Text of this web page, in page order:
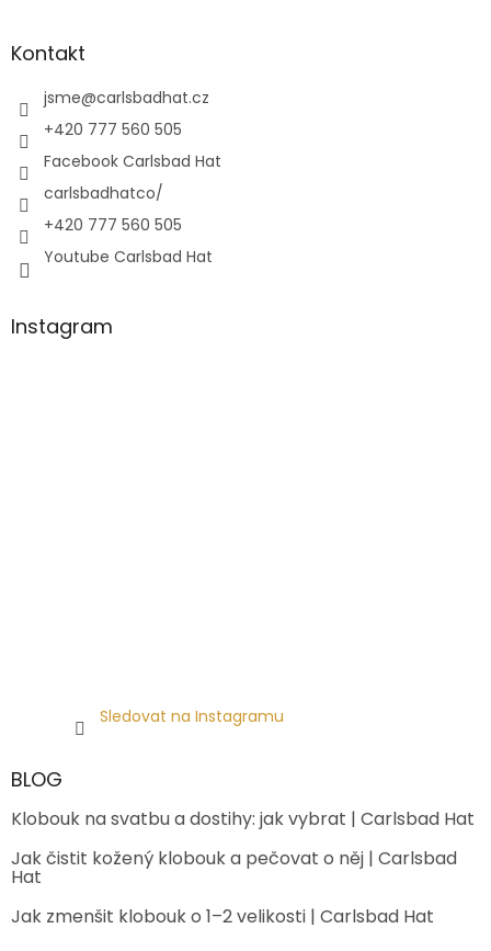
Kontakt
jsme@carlsbadhat.cz
+420 777 560 505
Facebook Carlsbad Hat
carlsbadhatco/
+420 777 560 505
Youtube Carlsbad Hat
Instagram
Sledovat na Instagramu
BLOG
Klobouk na svatbu a dostihy: jak vybrat | Carlsbad Hat
Jak čistit kožený klobouk a pečovat o něj | Carlsbad
Hat
Jak zmenšit klobouk o 1–2 velikosti | Carlsbad Hat